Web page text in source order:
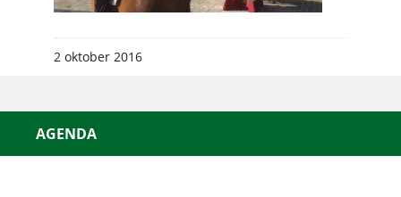
2 oktober 2016
AGENDA